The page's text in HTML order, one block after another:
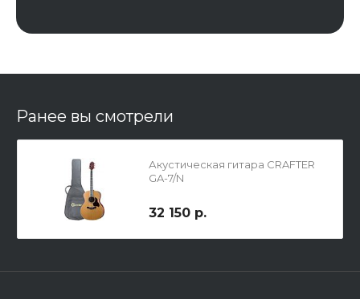
Ранее вы смотрели
Акустическая гитара CRAFTER
GA-7/N
32 150 р.